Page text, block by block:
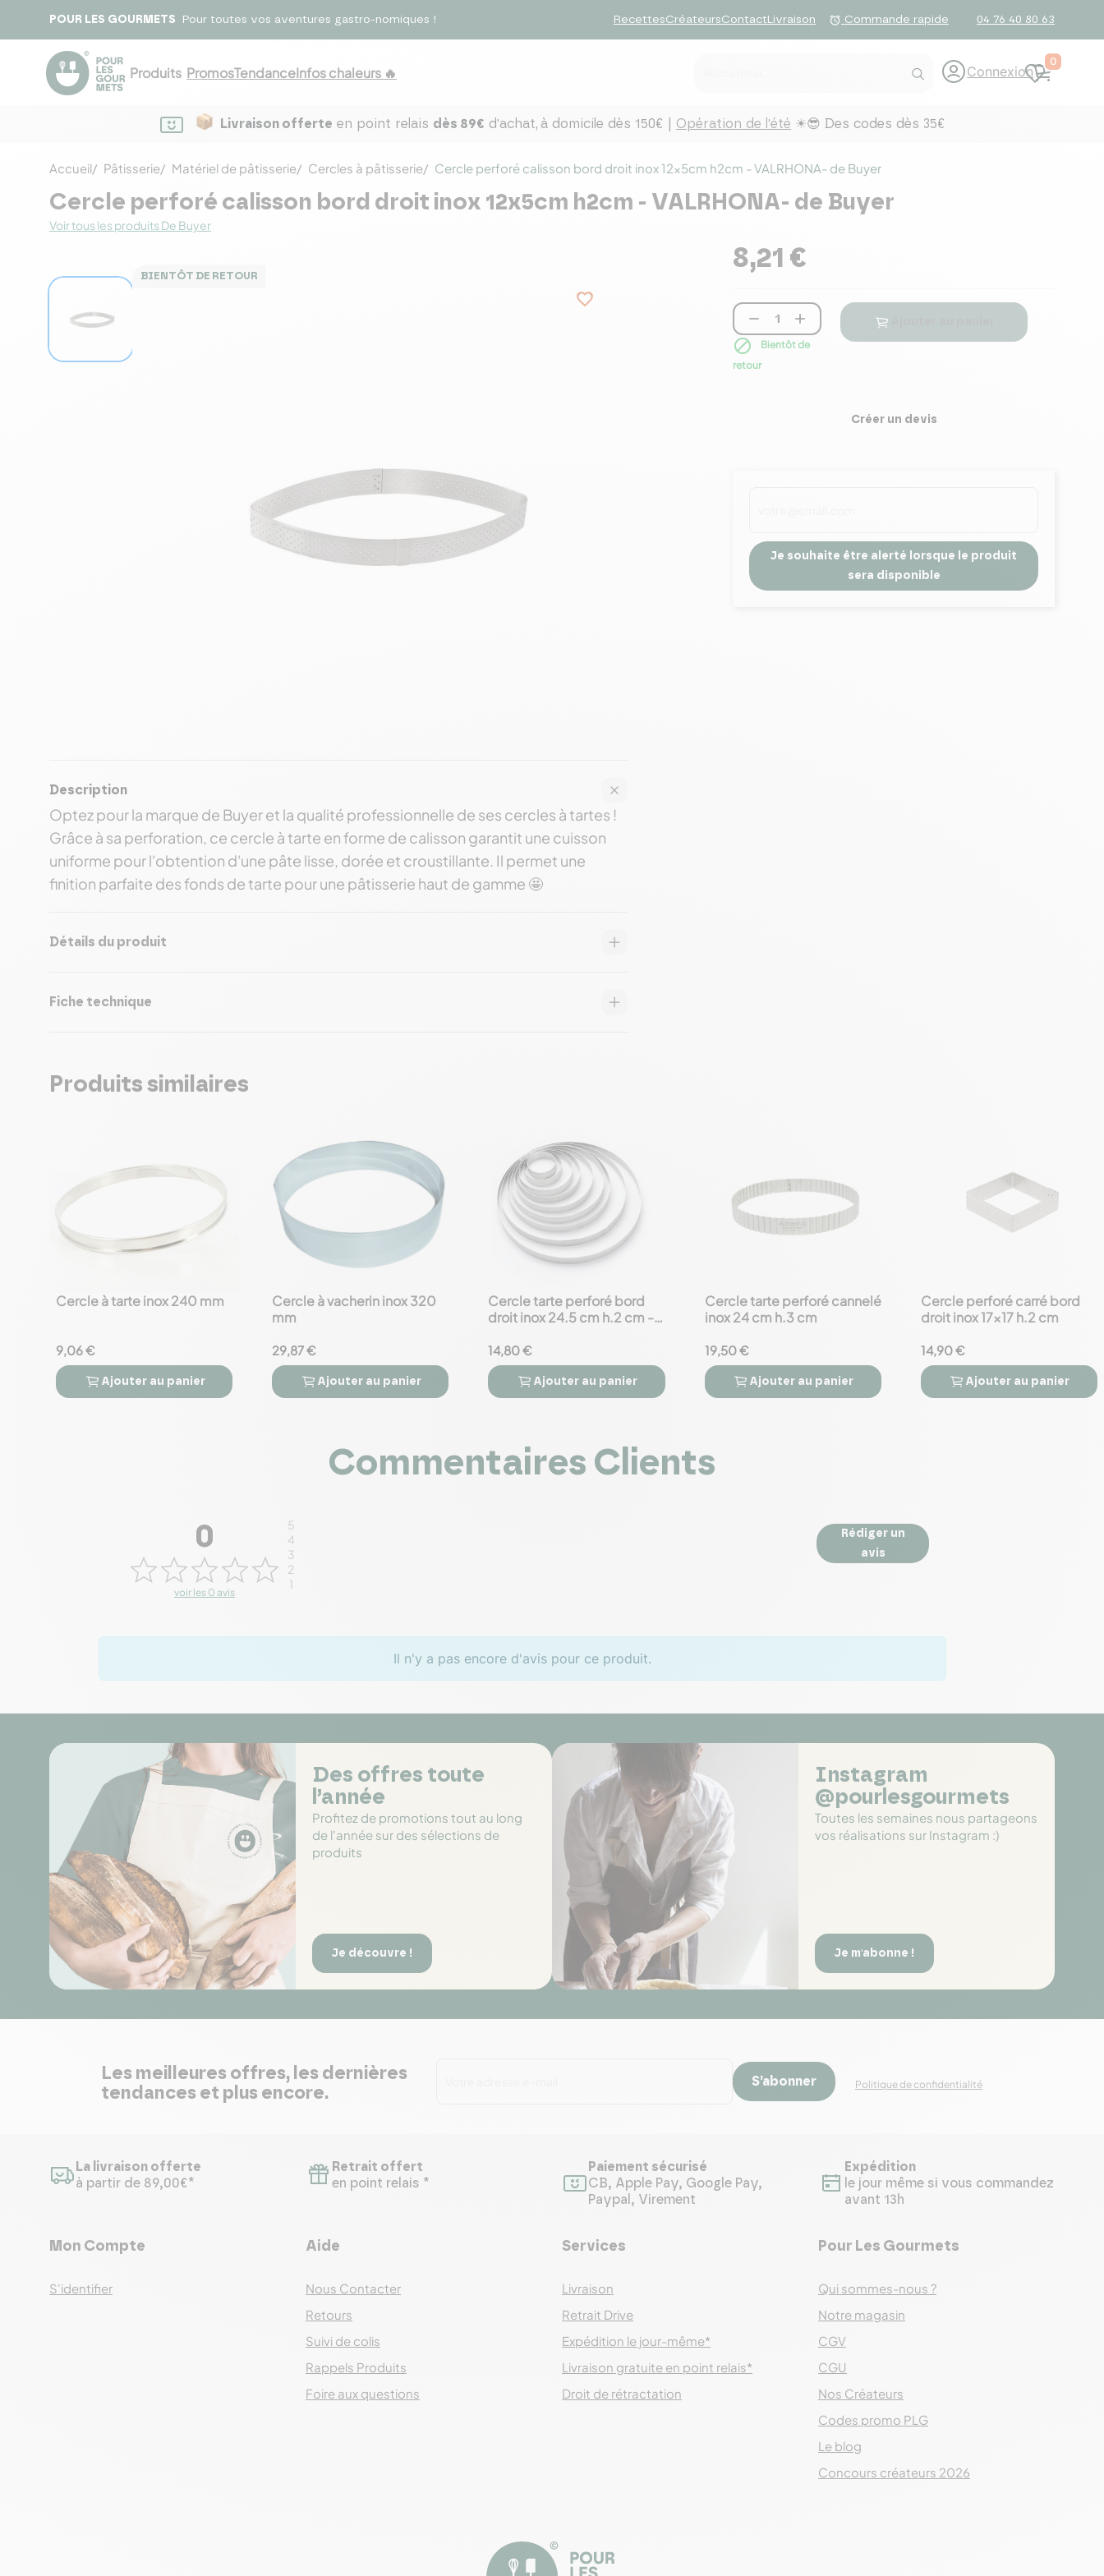
POUR LES GOURMETS Pour toutes vos aventures gastro-nomiques ! RecettesCréateursContactLivraison alarm Commande rapide 04 76 40 80 63
Produits PromosTendanceInfos chaleurs 🔥 Connexion
0
Livraison offerte en point relais dès 89€ d'achat, à domicile dès 150€ | Opération de l'été ☀😎 Des codes dès 35€
Accueil Pâtisserie Matériel de pâtisserie Cercles à pâtisserie Cercle perforé calisson bord droit inox 12x5cm h2cm - VALRHONA- de Buyer
Cercle perforé calisson bord droit inox 12x5cm h2cm - VALRHONA- de Buyer
Voir tous les produits De Buyer
favorite_border
BIENTÔT DE RETOUR
8,21 €
 

Bientôt de
retour
Créer un devis
Je souhaite être alerté lorsque le produit
sera disponible
Description
Optez pour la marque de Buyer et la qualité professionnelle de ses cercles à tartes !
Grâce à sa perforation, ce cercle à tarte en forme de calisson garantit une cuisson
uniforme pour l'obtention d'une pâte lisse, dorée et croustillante. Il permet une
finition parfaite des fonds de tarte pour une pâtisserie haut de gamme 🤩
Détails du produit
Fiche technique
Produits similaires
favorite_border
Cercle à tarte inox 240 mm
9,06 €
 
Ajouter au panier
favorite_border
Cercle à vacherin inox 320
mm
29,87 €
 
Ajouter au panier
favorite_border
Cercle tarte perforé bord
droit inox 24.5 cm h.2 cm -
14,80 €
 
Ajouter au panier
favorite_border
Cercle tarte perforé cannelé
inox 24 cm h.3 cm
19,50 €
 
Ajouter au panier
favorite_border
Cercle perforé carré bord
droit inox 17x17 h.2 cm
14,90 €
 
Ajouter au panier
Commentaires Clients
0
voir les 0 avis
5
4
3
2
1
Rédiger un
avis
Il n'y a pas encore d'avis pour ce produit.
Des offres toute
l’année
Profitez de promotions tout au long
de l'année sur des sélections de
produits
Je découvre !
Instagram
@pourlesgourmets
Toutes les semaines nous partageons
vos réalisations sur Instagram :)
Je m'abonne !
Les meilleures offres, les dernières
tendances et plus encore.
S’abonner Politique de confidentialité
La livraison offerte
à partir de 89,00€*
Retrait offert
en point relais *
Paiement sécurisé
CB, Apple Pay, Google Pay,
Paypal, Virement
Expédition
le jour même si vous commandez
avant 13h
Mon Compte
S'identifier
Aide
Nous Contacter
Retours
Suivi de colis
Rappels Produits
Foire aux questions
Services
Livraison
Retrait Drive
Expédition le jour-même*
Livraison gratuite en point relais*
Droit de rétractation
Pour Les Gourmets
Qui sommes-nous ?
Notre magasin
CGV
CGU
Nos Créateurs
Codes promo PLG
Le blog
Concours créateurs 2026